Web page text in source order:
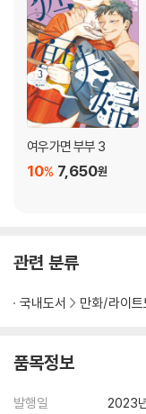
여우가면 부부 3
7,650원
10%
관련 분류
국내도서 만화/라이트
품목정보
발행일
2023